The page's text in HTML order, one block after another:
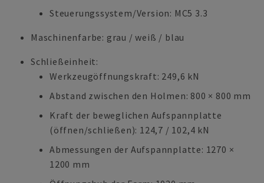
Steuerungssystem/Version: MC5 3.3
Maschinenfarbe: grau / weiß / blau
Schließeinheit:
Werkzeugöffnungskraft: 249,6 kN
Abstand zwischen den Holmen: 800 × 800 mm
Kraft der beweglichen Aufspannplatte
(öffnen/schließen): 124,7 / 102,4 kN
Abmessungen der Aufspannplatte: 1270 ×
1200 mm